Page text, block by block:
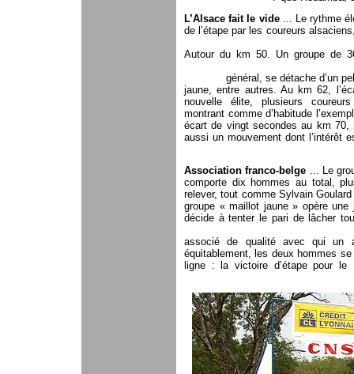
L’Alsace fait le vide... Le rythme
de l’étape par les coureurs
Autour du km 50. Un groupe de
général, se détache d’un
jaune, entre autres. Au km 62,
nouvelle élite, plusieurs
montrant comme d’habitude
écart de vingt secondes au km
aussi un mouvement dont l’intérêt
Association franco-belge ... Le
comporte dix hommes au total,
relever, tout comme Sylvain
groupe « maillot jaune » opère
décide à tenter le pari de lâcher
associé de qualité avec qui un
équitablement, les deux hommes
ligne : la victoire d’étape pour le